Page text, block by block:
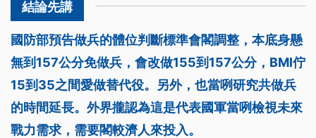
國防部預告做兵的體位判斷標準會閣調整，本底身懸
無到157公分免做兵，會改做155到157公分，BMI佇
15到35之間愛做替代役。另外，也當咧研究共做兵
的時間延長。外界攏認為這是代表國軍當咧檢視未來
戰力需求，需要閣較濟人來投入。